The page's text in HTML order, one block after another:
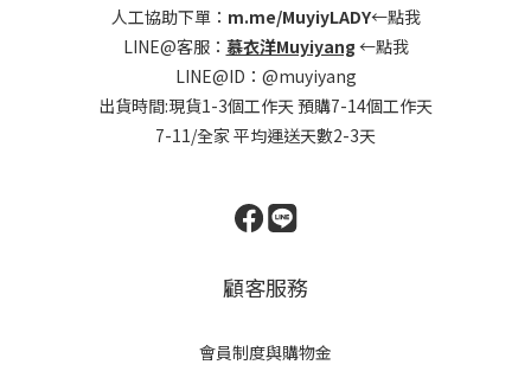
人工協助下單： m.me/MuyiyLADY←點我
LINE@客服： 慕衣洋Muyiyang ←點我
LINE@ID：@muyiyang
出貨時間:現貨1-3個工作天 預購7-14個工作天
7-11/全家 平均運送天數2-3天
顧客服務
會員制度與購物金